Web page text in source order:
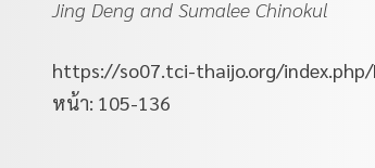
Jing Deng and Sumalee Chinokul
https://so07.tci-thaijo.org/
หน้า: 105-136